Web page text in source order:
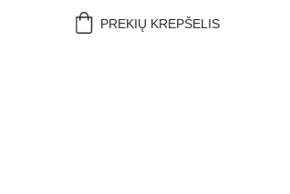
PREKIŲ KREPŠELIS